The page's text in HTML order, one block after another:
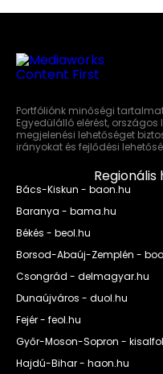
Portfóliónk minőségi
Egyedülálló elérést,
megjelenési lehetőséget
irányokat és fejlődési
Bács-Kiskun - baon.hu
Baranya - bama.hu
Békés - beol.hu
Borsod-Abaúj-Zemplén -
Csongrád - delmagyar.hu
Dunaújváros - duol.hu
Fejér - feol.hu
Győr-Moson-Sopron -
Hajdú-Bihar - haon.hu